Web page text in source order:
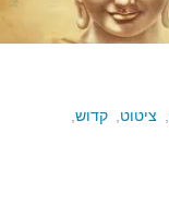
, ציטוט, קדוש,